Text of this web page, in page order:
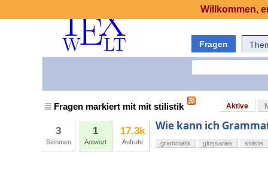
Fragen
Fragen markiert mit mit stilistik Aktive
3
Stimmen
1
Antwort
17.3k
Aufrufe
Wie kann ich
grammatik glossaries stilistik
Willkommen,